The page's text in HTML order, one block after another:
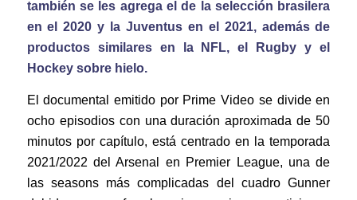
también se les agrega el de la selección brasilera
en el 2020 y la Juventus en el 2021, además de
productos similares en la NFL, el Rugby y el
Hockey sobre hielo.
El documental emitido por Prime Video se divide en
ocho episodios con una duración aproximada de 50
minutos por capítulo, está centrado en la temporada
2021/2022 del Arsenal en Premier League, una de
las seasons más complicadas del cuadro Gunner